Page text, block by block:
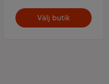
Välj butik